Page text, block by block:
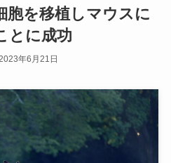
胞を移植しマウスに
とに成功
年6月21日